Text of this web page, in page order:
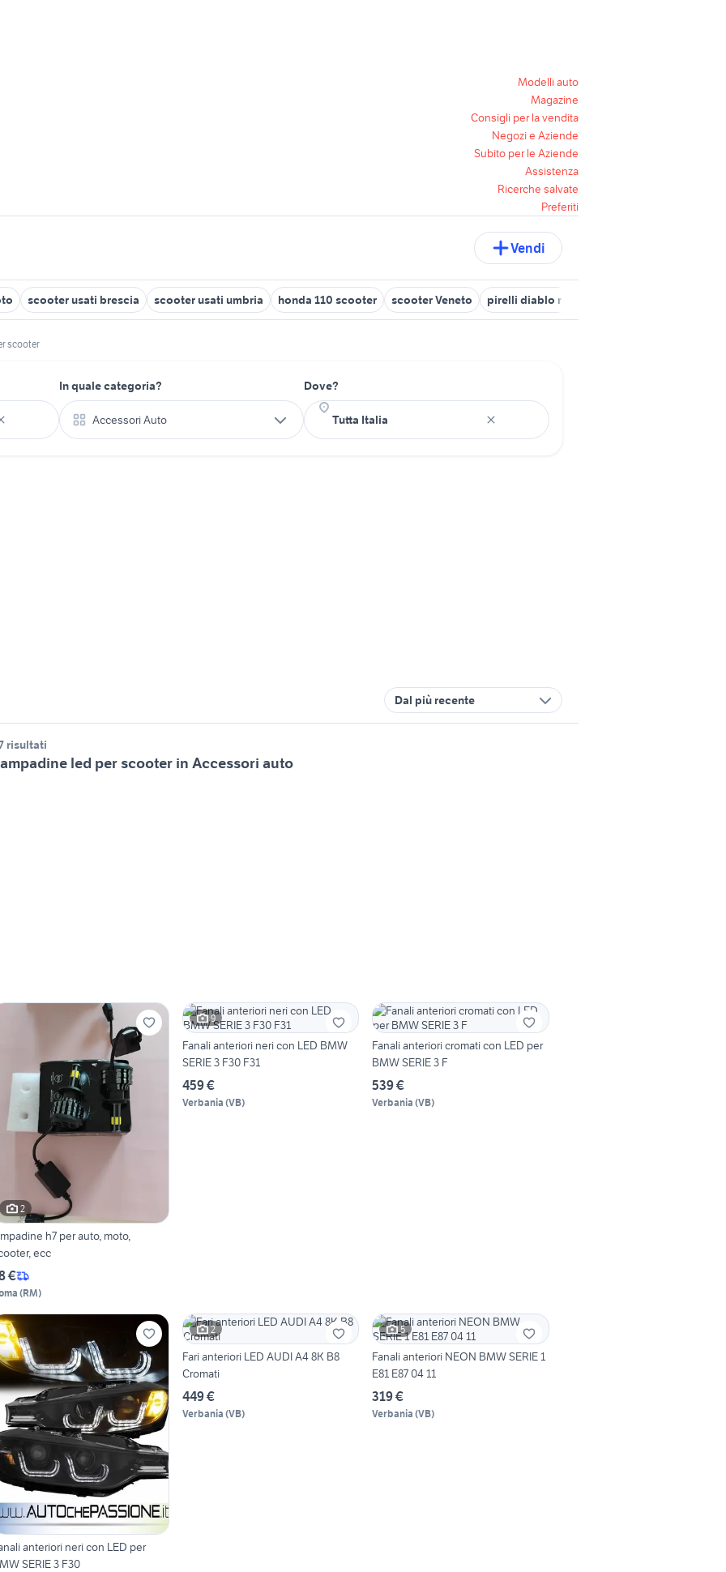
Modelli auto
Magazine
Consigli per la vendita
Negozi e Aziende
Subito per le Aziende
Assistenza
Ricerche salvate
Preferiti
Vendi
scooter usati brescia scooter usati umbria honda 110 scooter scooter Veneto pirelli diablo rosso scooter
scooter
In quale categoria?
Accessori Auto
Dove?
Dal più recente
risultati
led per scooter in Accessori auto
2
h7 per auto, moto,
ecc
€
(RM)
9
Fanali anteriori neri con LED BMW
SERIE 3 F30 F31
459 €
Verbania (VB)
Fanali anteriori cromati con LED per
BMW SERIE 3 F
539 €
Verbania (VB)
anteriori neri con LED per
SERIE 3 F30
2
Fari anteriori LED AUDI A4 8K B8
Cromati
449 €
Verbania (VB)
5
Fanali anteriori NEON BMW SERIE 1
E81 E87 04 11
319 €
Verbania (VB)